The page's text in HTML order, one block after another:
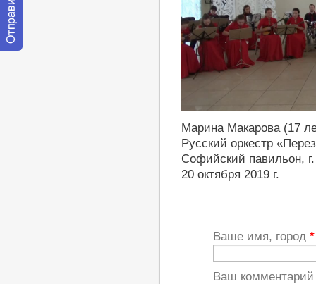
Марина Макарова (17
Русский оркестр
Софийский павильон,
20 октября 2019 г.
Ваше имя, город *
Ваш